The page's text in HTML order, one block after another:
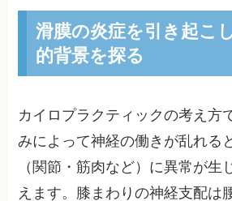
滑膜の炎症を引き起こ
的背景を探る
カイロプラクティックの考え方
みによって神経の働きが乱れる
（関節・筋肉など）に異常が生
えます。膝まわりの神経支配は